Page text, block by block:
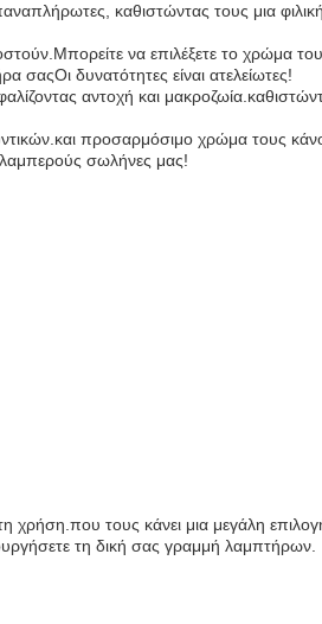
καθιστώντας τους μια
να επιλέξετε το χρώμα
σαςΟι δυνατότητες είναι ατελείωτες!
αντοχή και
προσαρμόσιμο χρώμα τους
λαμπερούς σωλήνες μας!
χρήση.που τους κάνει μια μεγάλη
τη δική σας γραμμή λαμπτήρων.